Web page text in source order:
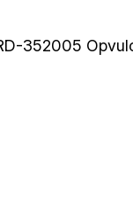
352005